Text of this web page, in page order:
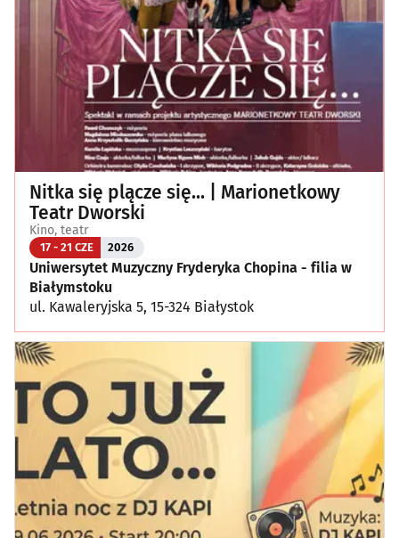
Nitka się plącze się... | Marionetkowy
Teatr Dworski
Kino, teatr
17 - 21 CZE 2026
Uniwersytet Muzyczny Fryderyka Chopina - filia w
Białymstoku
ul. Kawaleryjska 5, 15-324 Białystok